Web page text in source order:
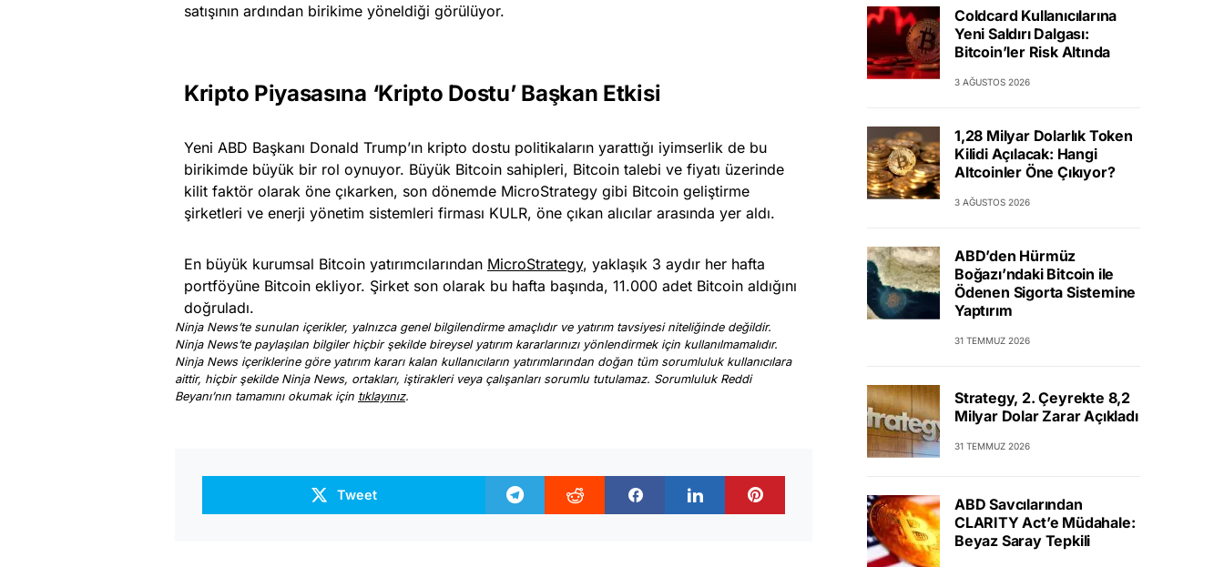
satışının ardından birikime yöneldiği görülüyor.
Kripto Piyasasına ‘Kripto Dostu’ Başkan Etkisi
Yeni ABD Başkanı Donald Trump’ın kripto dostu politikaların yarattığı iyimserlik de bu
birikimde büyük bir rol oynuyor. Büyük Bitcoin sahipleri, Bitcoin talebi ve fiyatı üzerinde
kilit faktör olarak öne çıkarken, son dönemde MicroStrategy gibi Bitcoin geliştirme
şirketleri ve enerji yönetim sistemleri firması KULR, öne çıkan alıcılar arasında yer aldı.
En büyük kurumsal Bitcoin yatırımcılarından MicroStrategy, yaklaşık 3 aydır her hafta
portföyüne Bitcoin ekliyor. Şirket son olarak bu hafta başında, 11.000 adet Bitcoin aldığını
doğruladı.
Ninja News’te sunulan içerikler, yalnızca genel bilgilendirme amaçlıdır ve yatırım tavsiyesi niteliğinde değildir.
Ninja News’te paylaşılan bilgiler hiçbir şekilde bireysel yatırım kararlarınızı yönlendirmek için kullanılmamalıdır.
Ninja News içeriklerine göre yatırım kararı kalan kullanıcıların yatırımlarından doğan tüm sorumluluk kullanıcılara
aittir, hiçbir şekilde Ninja News, ortakları, iştirakleri veya çalışanları sorumlu tutulamaz. Sorumluluk Reddi
Beyanı’nın tamamını okumak için tıklayınız.
Tweet
Coldcard Kullanıcılarına
Yeni Saldırı Dalgası:
Bitcoin’ler Risk Altında
3 AĞUSTOS 2026
1,28 Milyar Dolarlık Token
Kilidi Açılacak: Hangi
Altcoinler Öne Çıkıyor?
3 AĞUSTOS 2026
ABD’den Hürmüz
Boğazı’ndaki Bitcoin ile
Ödenen Sigorta Sistemine
Yaptırım
31 TEMMUZ 2026
Strategy, 2. Çeyrekte 8,2
Milyar Dolar Zarar Açıkladı
31 TEMMUZ 2026
ABD Savcılarından
CLARITY Act’e Müdahale:
Beyaz Saray Tepkili